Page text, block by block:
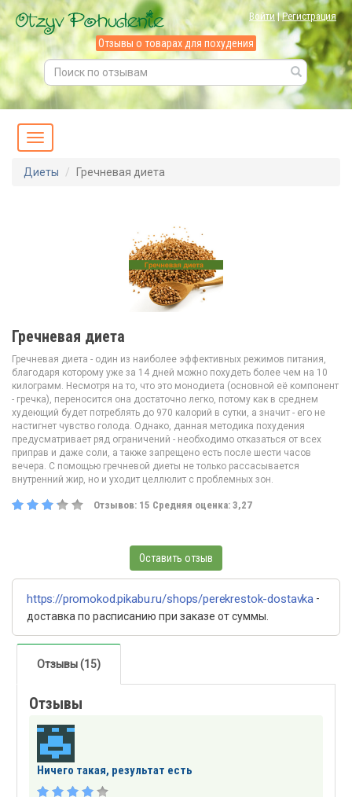
Войти|Регистрация
Отзывы о товарах для похудения
Диеты Гречневая диета
Гречневая диета
Гречневая диета - один из наиболее эффективных режимов питания,
благодаря которому уже за 14 дней можно похудеть более чем на 10
килограмм. Несмотря на то, что это монодиета (основной её компонент
- гречка), переносится она достаточно легко, потому как в среднем
худеющий будет потреблять до 970 калорий в сутки, а значит - его не
настигнет чувство голода. Однако, данная методика похудения
предусматривает ряд ограничений - необходимо отказаться от всех
приправ и даже соли, а также запрещено есть после шести часов
вечера. С помощью гречневой диеты не только рассасывается
внутренний жир, но и уходит целлюлит с проблемных зон.
Отзывов: 15 Средняя оценка: 3,27
Оставить отзыв
https://promokod.pikabu.ru/shops/perekrestok-dostavka -
доставка по расписанию при заказе от суммы.
Отзывы (15)
Отзывы
Ничего такая, результат есть